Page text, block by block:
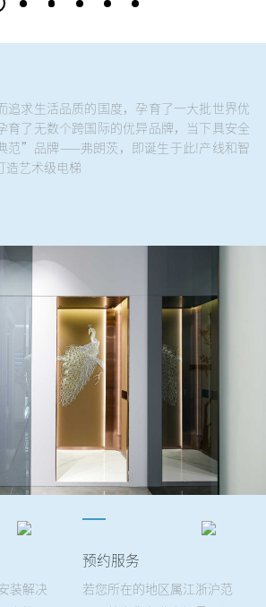
追求生活品质的国度，孕育了一大批世界优
育了无数个跨国际的优异品牌，当下具安全
范”品牌——弗朗茨，即诞生于此!产线和智
造艺术级电梯
装解决
预约服务
若您所在的地区属江浙沪范